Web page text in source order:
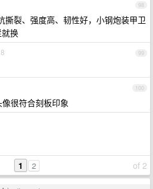
98
撕裂、强度高、韧性好，小钢炮装甲卫
换
99
100
很符合刻板印象
of 2
1 2